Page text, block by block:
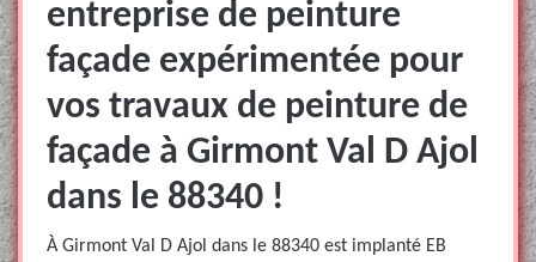
entreprise de peinture
façade expérimentée pour
vos travaux de peinture de
façade à Girmont Val D Ajol
dans le 88340 !
À Girmont Val D Ajol dans le 88340 est implanté EB